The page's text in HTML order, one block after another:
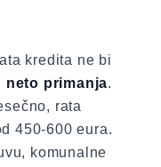
kredita ne bi
neto primanja.
rata
450-600 eura.
komunalne